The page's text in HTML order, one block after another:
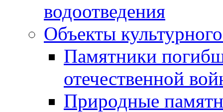
водоотведения
Объекты
Памятники
отечественной
Природные